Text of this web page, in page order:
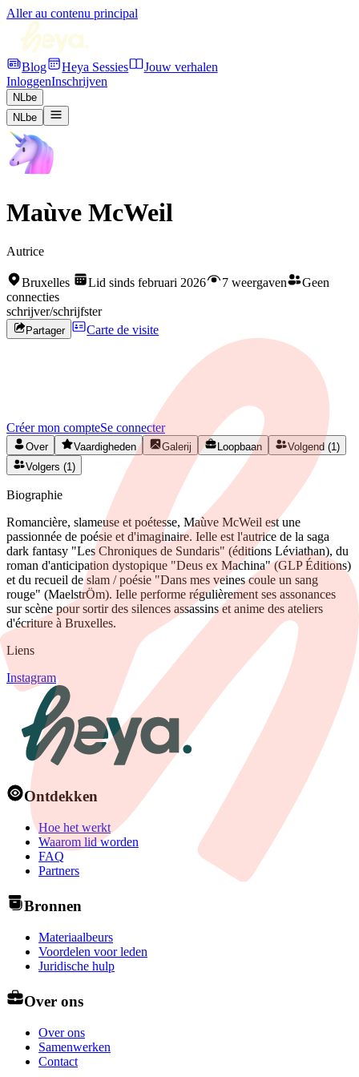
Aller au contenu principal
Blog Heya Sessies
Jouw verhalen
InloggenInschrijven
NLbe
NLbe
Maùve McWeil
Autrice
Bruxelles Lid sinds februari 2026 7 weergaven
Geen
connecties
schrijver/schrijfster
Partager Carte de visite
Maùve
Créez votre profil gratuitement et développez votre réseau artistique
Créer mon compteSe connecter
Over Vaardigheden Galerij Loopbaan
Volgend (1)
Volgers (1)
Biographie
Romancière, slameuse et poétesse, Maùve McWeil est une
passionnée de poésie et d'imaginaire. Ielle est l'autrice de la saga
dark fantasy "Les Chroniques de Sundaris" (éditions Léviathan), du
roman d'anticipation dystopique "Deus ex Machina" (GLP Éditions)
et du recueil de slam / poésie "Dans mes veines coule un sang
rouge" (MaelstrÖm). Ielle performe régulièrement ses assonances
sur scène pour sortir des silences assassins et anime des ateliers
d'écriture à Bruxelles.
Liens
Instagram
Ontdekken
Hoe het werkt
Waarom lid worden
FAQ
Partners
Bronnen
Materiaalbeurs
Voordelen voor leden
Juridische hulp
Over ons
Over ons
Samenwerken
Contact